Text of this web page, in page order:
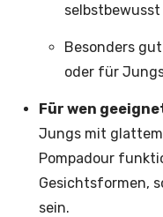
Besonders
oder für
Für wen
Jungs mit glattem
Pompadour
Gesichtsformen,
sein.